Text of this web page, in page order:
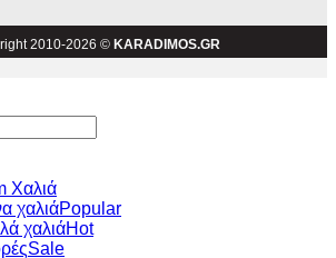
2010-2026 © KARADIMOS.GR
Χαλιά
χαλιά
χαλιά